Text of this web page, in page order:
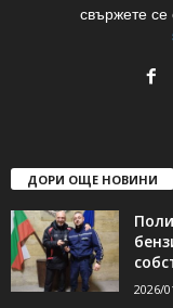
свържете се
ДОРИ ОЩЕ НОВИНИ
2026/